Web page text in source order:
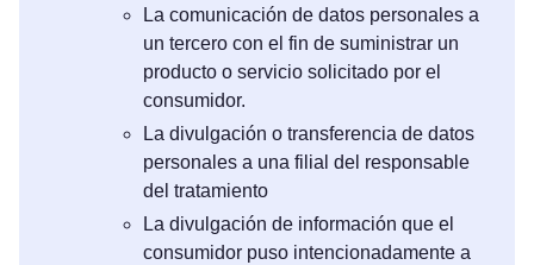
La comunicación de datos personales a
un tercero con el fin de suministrar un
producto o servicio solicitado por el
consumidor.
La divulgación o transferencia de datos
personales a una filial del responsable
del tratamiento
La divulgación de información que el
consumidor puso intencionadamente a